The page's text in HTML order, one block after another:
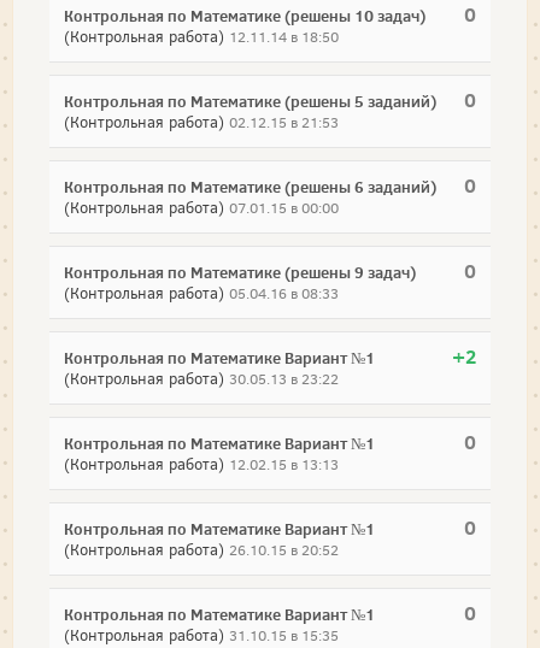
0
Контрольная по Математике (решены 10 задач)
(Контрольная работа) 12.11.14 в 18:50
0
Контрольная по Математике (решены 5 заданий)
(Контрольная работа) 02.12.15 в 21:53
0
Контрольная по Математике (решены 6 заданий)
(Контрольная работа) 07.01.15 в 00:00
0
Контрольная по Математике (решены 9 задач)
(Контрольная работа) 05.04.16 в 08:33
+2
Контрольная по Математике Вариант №1
(Контрольная работа) 30.05.13 в 23:22
0
Контрольная по Математике Вариант №1
(Контрольная работа) 12.02.15 в 13:13
0
Контрольная по Математике Вариант №1
(Контрольная работа) 26.10.15 в 20:52
0
Контрольная по Математике Вариант №1
(Контрольная работа) 31.10.15 в 15:35